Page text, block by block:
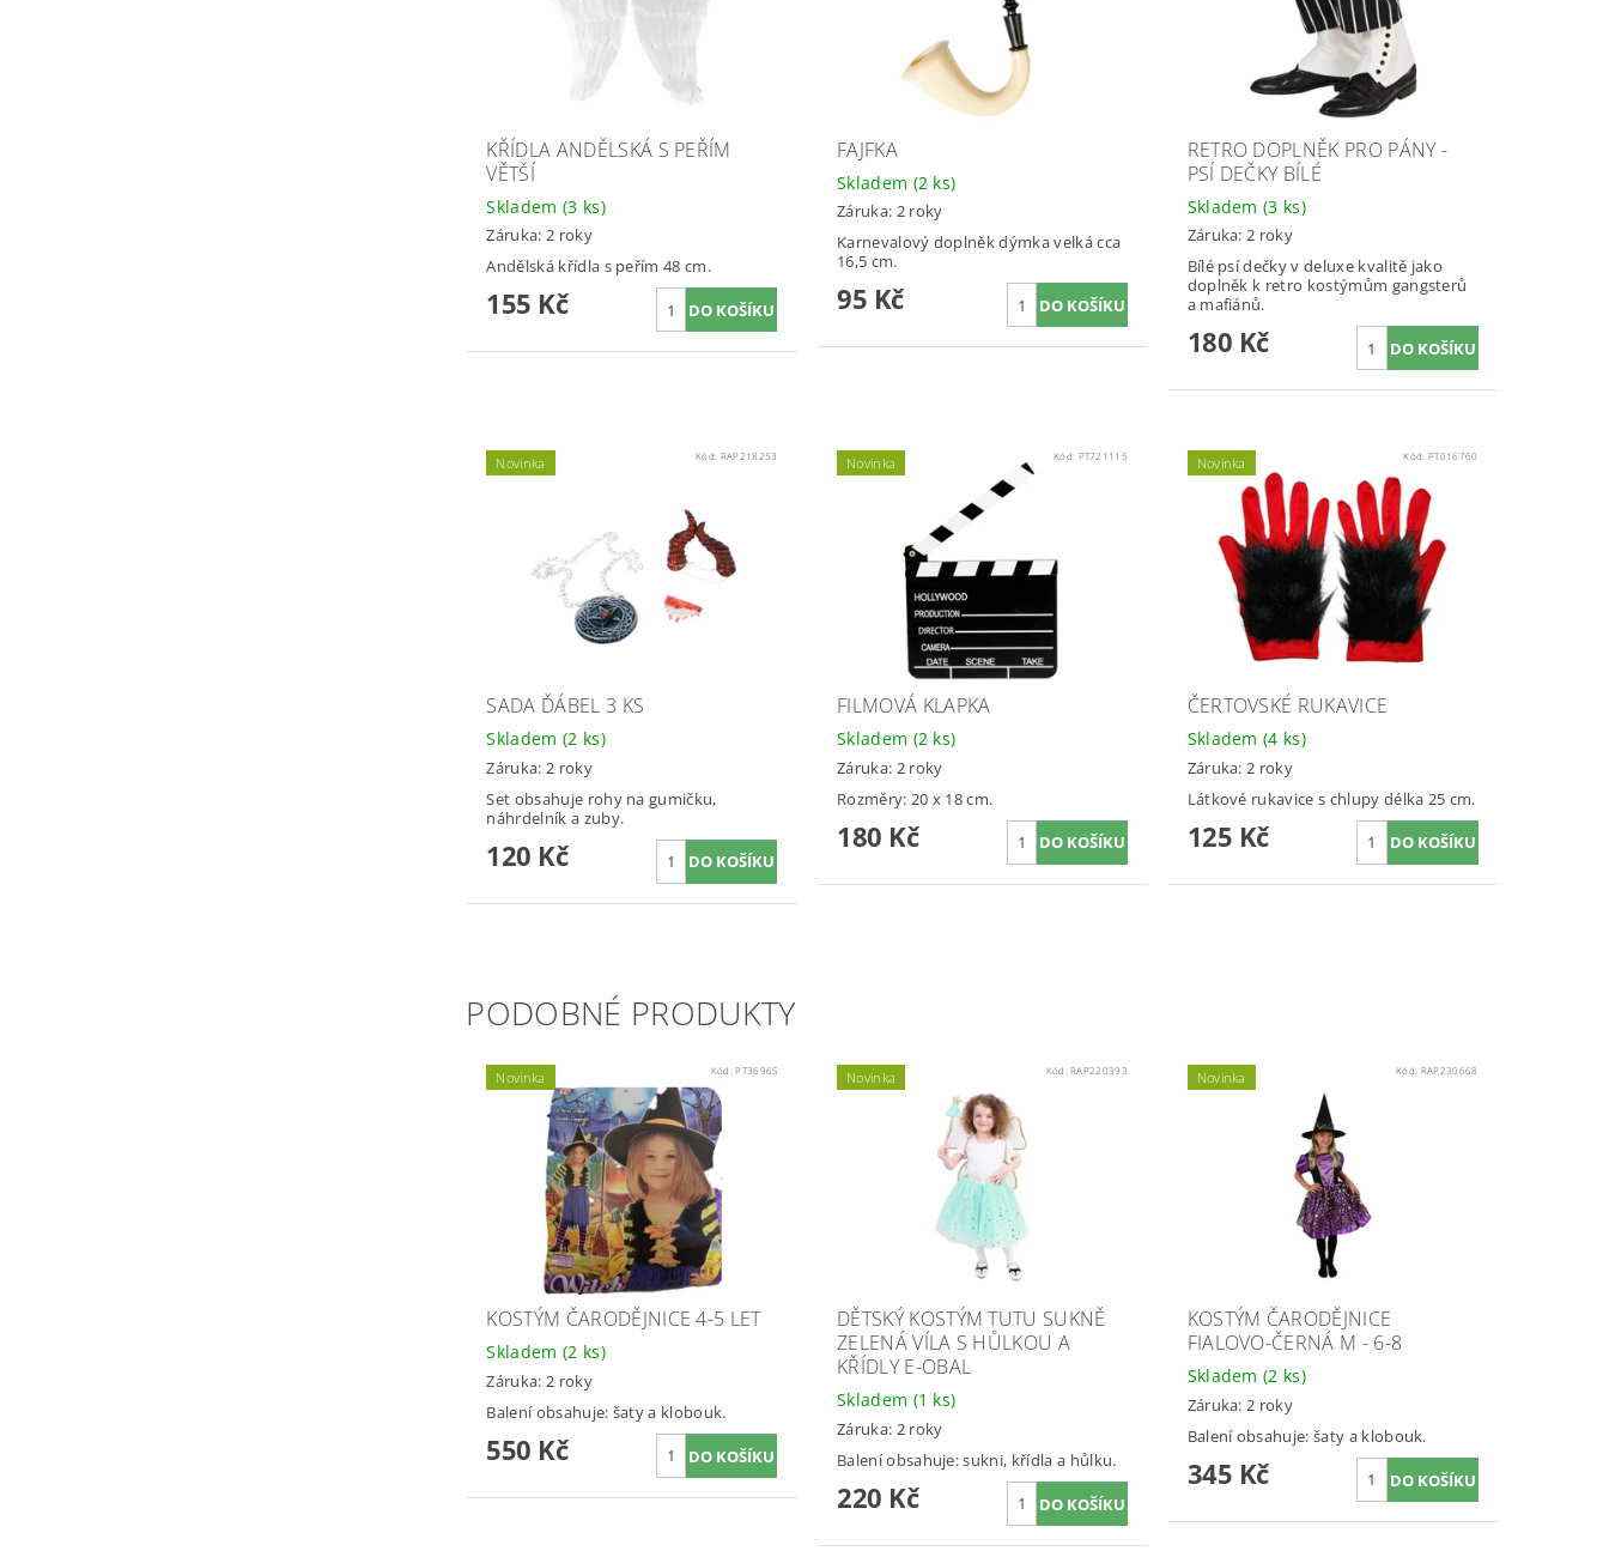
KŘÍDLA ANDĚLSKÁ S PEŘÍM
VĚTŠÍ
Skladem (3 ks)
Záruka: 2 roky
Andělská křídla s peřím 48 cm.
155 Kč
FAJFKA
Skladem (2 ks)
Záruka: 2 roky
Karnevalový doplněk dýmka velká cca
16,5 cm.
95 Kč
RETRO DOPLNĚK PRO PÁNY -
PSÍ DEČKY BÍLÉ
Skladem(3 ks)
Záruka: 2 roky
Bílé psí dečky v deluxe kvalitě jako
doplněk k retro kostýmům gangsterů
a mafiánů.
180 Kč
Novinka Kód: RAP218253
SADA ĎÁBEL 3 KS
Skladem (2 ks)
Záruka: 2 roky
Set obsahuje rohy na gumičku,
náhrdelník a zuby.
120 Kč
Novinka Kód: PT721115
FILMOVÁ KLAPKA
Skladem (2 ks)
Záruka: 2 roky
Rozměry: 20 x 18 cm.
180 Kč
Novinka Kód:PT016760
ČERTOVSKÉ RUKAVICE
Skladem(4 ks)
Záruka: 2 roky
Látkové rukavice s chlupy délka 25 cm.
125 Kč
PODOBNÉ PRODUKTY
Novinka Kód:PT3696S
KOSTÝM ČARODĚJNICE 4-5 LET
Skladem (2 ks)
Záruka: 2 roky
Balení obsahuje: šaty a klobouk.
550 Kč
Novinka Kód:RAP220393
DĚTSKÝ KOSTÝM TUTU SUKNĚ
ZELENÁ VÍLA S HŮLKOU A
KŘÍDLY E-OBAL
Skladem (1 ks)
Záruka: 2 roky
Balení obsahuje: sukni, křídla a hůlku.
220 Kč
Novinka Kód: RAP230668
KOSTÝM ČARODĚJNICE
FIALOVO-ČERNÁ M - 6-8
Skladem(2 ks)
Záruka: 2 roky
Balení obsahuje: šaty a klobouk.
345 Kč